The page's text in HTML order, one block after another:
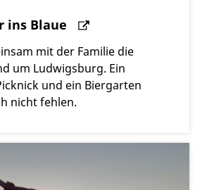
ins Blaue
mit der Familie die
um Ludwigsburg. Ein
und ein Biergarten
nicht fehlen.